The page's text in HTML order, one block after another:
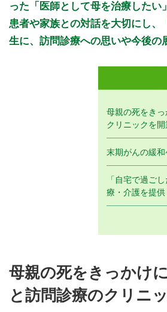
った「医師として母を治療したい
患者や家族との対話を大切にし
生に、訪問診療への思いや今後の
母親の死をき
クリニックを開
末期がんの緩
「自宅で過ご
療・介護を提供
母親の死をきっかけ
と訪問診療のクリニ